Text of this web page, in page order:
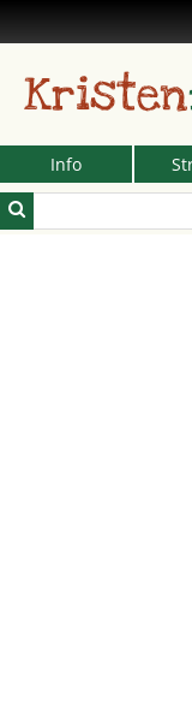
Kristen
Info